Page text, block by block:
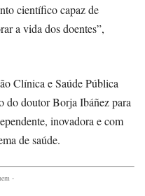
científico capaz de
a vida dos doentes”,
Clínica e Saúde Pública
do doutor Borja Ibáñez para
inovadora e com
de saúde.
-